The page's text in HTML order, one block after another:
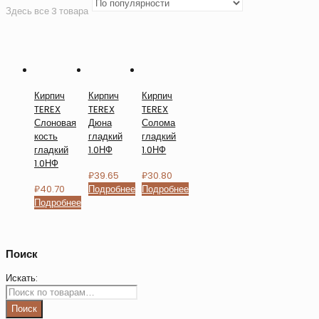
Здесь все 3 товара
Кирпич
TEREX
Слоновая
кость
гладкий
1.0НФ
₽40.70
Подробнее
Кирпич
TEREX
Дюна
гладкий
1.0НФ
₽39.65
Подробнее
Кирпич
TEREX
Солома
гладкий
1.0НФ
₽30.80
Подробнее
Поиск
Искать:
Поиск